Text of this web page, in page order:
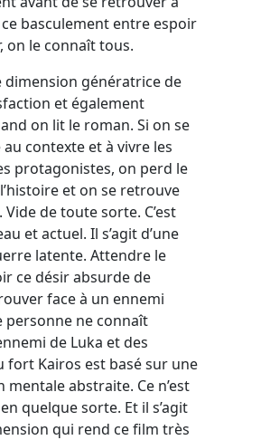
basculement entre espoir
on le connaît tous.
dimension génératrice de
et également
on lit le roman. Si on se
contexte et à vivre les
protagonistes, on perd le
et on se retrouve
Vide de toute sorte. C’est
et actuel. Il s’agit d’une
latente. Attendre le
ce désir absurde de
face à un ennemi
personne ne connaît
de Luka et des
fort Kairos est basé sur une
abstraite. Ce n’est
quelque sorte. Et il s’agit
qui rend ce film très